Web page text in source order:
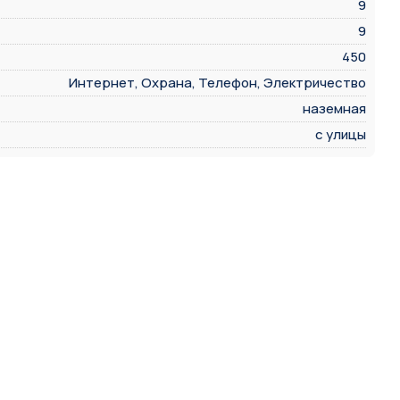
9
9
450
Интернет, Охрана, Телефон, Электричество
наземная
с улицы